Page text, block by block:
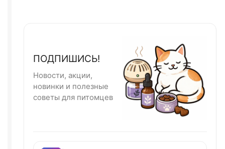
ПОДПИШИСЬ!
Новости, акции,
новинки и полезные
советы для питомцев